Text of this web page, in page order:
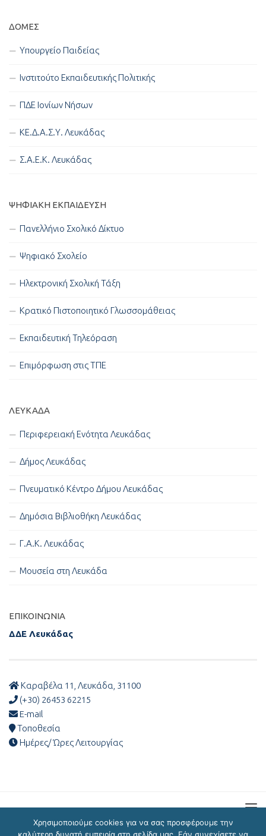
ΔΟΜΈΣ
Υπουργείο Παιδείας
Ινστιτούτο Εκπαιδευτικής Πολιτικής
ΠΔΕ Ιονίων Νήσων
ΚΕ.Δ.Α.Σ.Υ. Λευκάδας
Σ.Α.Ε.Κ. Λευκάδας
ΨΗΦΙΑΚΉ ΕΚΠΑΊΔΕΥΣΗ
Πανελλήνιο Σχολικό Δίκτυο
Ψηφιακό Σχολείο
Ηλεκτρονική Σχολική Τάξη
Κρατικό Πιστοποιητικό Γλωσσομάθειας
Εκπαιδευτική Τηλεόραση
Επιμόρφωση στις ΤΠΕ
ΛΕΥΚΑΔΑ
Περιφερειακή Ενότητα Λευκάδας
Δήμος Λευκάδας
Πνευματικό Κέντρο Δήμου Λευκάδας
Δημόσια Βιβλιοθήκη Λευκάδας
Γ.Α.Κ. Λευκάδας
Μουσεία στη Λευκάδα
ΕΠΙΚΟΙΝΩΝΊΑ
ΔΔΕ Λευκάδας
Καραβέλα 11, Λευκάδα, 31100
(+30) 26453 62215
E-mail
Τοποθεσία
Ημέρες/ Ώρες Λειτουργίας
Χρησιμοποιούμε cookies για να σας προσφέρουμε την